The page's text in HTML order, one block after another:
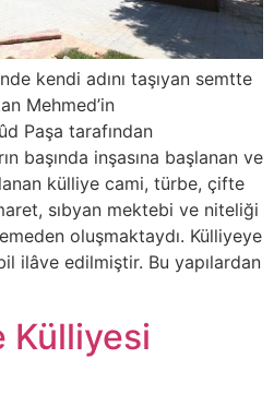
kendi adını taşıyan semtte
Mehmed’in
Paşa tarafından
başında inşasına başlanan ve
külliye cami, türbe, çifte
sıbyan mektebi ve niteliği
oluşmaktaydı. Külliyeye
ilâve edilmiştir. Bu yapılardan
Külliyesi